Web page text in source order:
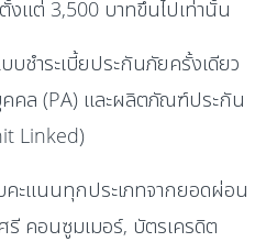
แต่ 3,500 บาทขึ้นไปเท่านั้น
ชำระเบี้ยประกันภัยครั้งเดียว
คล (PA) และผลิตภัณฑ์ประกัน
Linked)
คะแนนทุกประเภทจากยอดผ่อน
รี คอนซูมเมอร์, บัตรเครดิต